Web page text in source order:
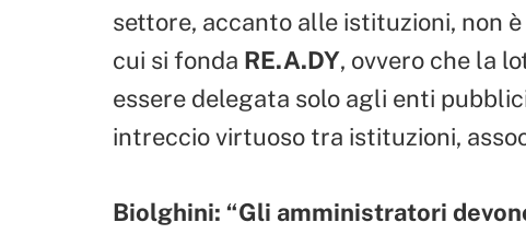
settore, accanto alle istituzioni, non
cui si fonda RE.A.DY, ovvero che la
essere delegata solo agli enti
intreccio virtuoso tra istituzioni,
Biolghini: “Gli amministratori